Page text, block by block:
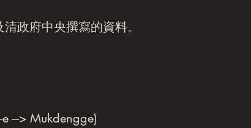
政府中央撰寫的資料。
---> Mukdengge)